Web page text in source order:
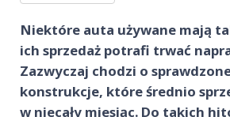
Niektóre auta używane mają
ich sprzedaż potrafi trwać
Zazwyczaj chodzi o
konstrukcje, które średnio
w niecały miesiąc. Do takich